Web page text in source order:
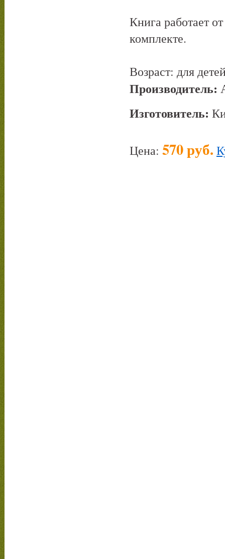
Книга работает
комплекте.
Возраст: для
Производитель:
Изготовитель:
Цена: 570 руб.